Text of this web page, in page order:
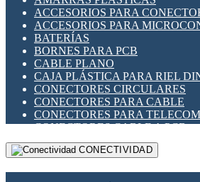
INDICADORES PARA PANEL
INTERFACES DE RELÉ
INTERRUPTORES FIN DE
LLAVES CONMUTADORAS
MEDIDORES DE ENERGÍA Y
MOTORES PASO A PASO
PANTALLAS HMI
PLC -CONTROLADORES
PROGRAMADORES DE
RELÉS DE PROTECCIÓN
SENSORES CAPACITIVOS
ACCESORIOS PARA
ACCESORIOS PARA
BATERÍAS
BORNES PARA PCB
CABLE PLANO
CAJA PLÁSTICA PARA RIEL
CONECTORES CIRCULARES
CONECTORES PARA CABLE
CONECTORES PARA
CONECTORES CABLE A PCB
CONECTORES PCB A CABLE
DIP SWITCHESCONECTIVIDAD